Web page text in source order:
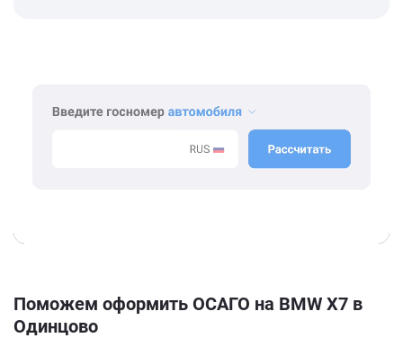
Поможем оформить ОСАГО на BMW X7 в
Одинцово